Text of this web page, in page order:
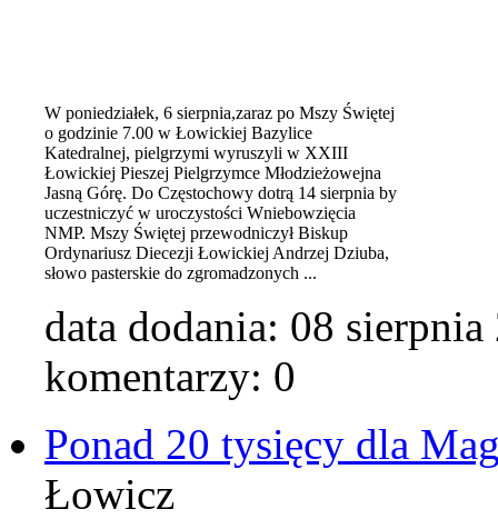
W poniedziałek, 6 sierpnia,zaraz po Mszy Świętej
o godzinie 7.00 w Łowickiej Bazylice
Katedralnej, pielgrzymi wyruszyli w XXIII
Łowickiej Pieszej Pielgrzymce Młodzieżowejna
Jasną Górę. Do Częstochowy dotrą 14 sierpnia by
uczestniczyć w uroczystości Wniebowzięcia
NMP. Mszy Świętej przewodniczył Biskup
Ordynariusz Diecezji Łowickiej Andrzej Dziuba,
słowo pasterskie do zgromadzonych ...
data dodania: 08 sierpnia
komentarzy: 0
Ponad 20 tysięcy dla
Łowicz